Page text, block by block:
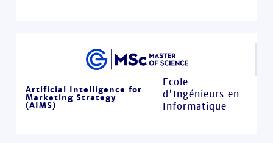
Artificial Intelligence for
Marketing Strategy
(AIMS)
Ecole
d'Ingénieurs en
Informatique